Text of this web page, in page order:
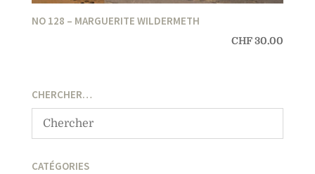
NO 128 – MARGUERITE WILDERMETH
CHF30.00
CHERCHER…
CATÉGORIES